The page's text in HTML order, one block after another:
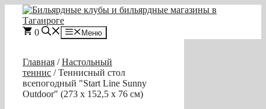
Перейти
содержимому
0 Меню
Главная /Настольный
теннис / Теннисный стол
всепогодный "Start Line Sunny
Outdoor" (273 х 152,5 х 76 см)